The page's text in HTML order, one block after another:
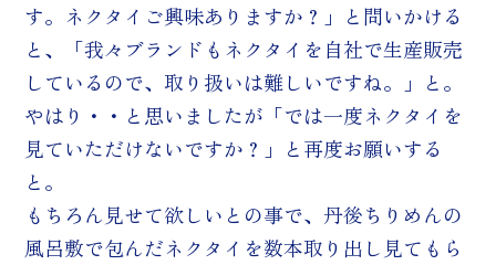
す。ネクタイご興味ありますか？」と問いかける
と、「我々ブランドもネクタイを自社で生産販売
しているので、取り扱いは難しいですね。」と。
やはり・・と思いましたが「では一度ネクタイを
見ていただけないですか？」と再度お願いする
と。
もちろん見せて欲しいとの事で、丹後ちりめんの
風呂敷で包んだネクタイを数本取り出し見てもら